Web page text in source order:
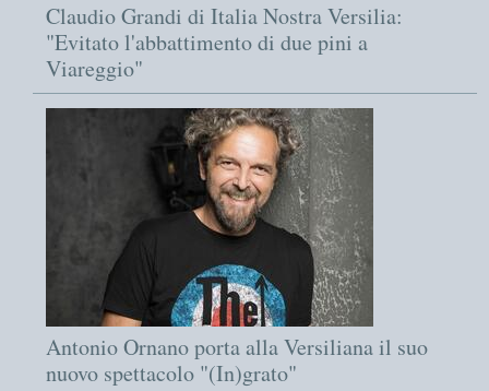
Claudio Grandi di Italia Nostra Versilia:
"Evitato l'abbattimento di due pini a
Viareggio"
Antonio Ornano porta alla Versiliana il suo
nuovo spettacolo "(In)grato"